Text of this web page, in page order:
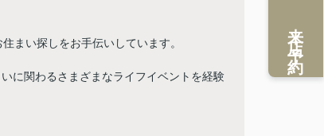
まい探しをお手伝いしています。
に関わるさまざまなライフイベントを経験
来店予約